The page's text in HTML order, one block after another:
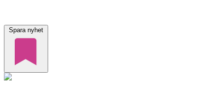
Spara nyhet